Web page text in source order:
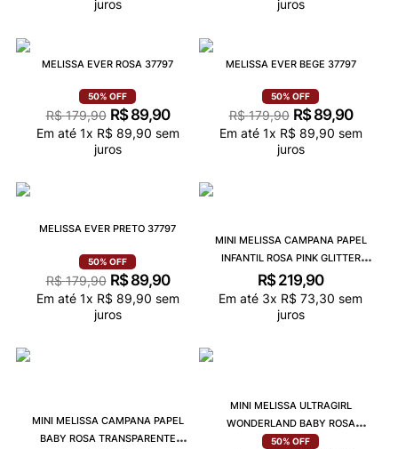
juros juros
MELISSA EVER ROSA 37797
50% OFF
R$ 179,90 R$ 89,90
Em até 1x R$ 89,90 sem
juros
MELISSA EVER BEGE 37797
50% OFF
R$ 179,90 R$ 89,90
Em até 1x R$ 89,90 sem
juros
MELISSA EVER PRETO 37797
50% OFF
R$ 179,90 R$ 89,90
Em até 1x R$ 89,90 sem
juros
MINI MELISSA CAMPANA PAPEL
INFANTIL ROSA PINK GLITTER
32996RPG
R$ 219,90
Em até 3x R$ 73,30 sem
juros
MINI MELISSA CAMPANA PAPEL
BABY ROSA TRANSPARENTE
MINI MELISSA ULTRAGIRL
WONDERLAND BABY ROSA
LARANJA 36183
50% OFF